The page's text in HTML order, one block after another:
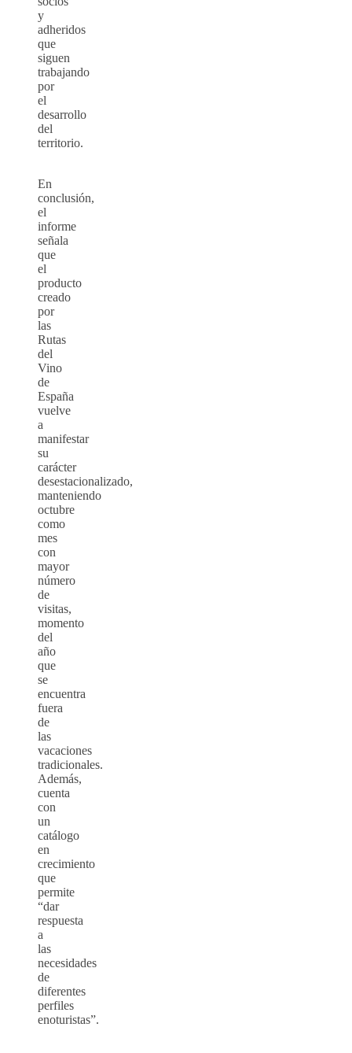
y
adheridos
que
siguen
trabajando
por
el
desarrollo
del
territorio.
En
conclusión,
el
informe
señala
que
el
producto
creado
por
las
Rutas
del
Vino
de
España
vuelve
a
manifestar
su
carácter
desestacionalizado,
manteniendo
octubre
como
mes
con
mayor
número
de
visitas,
momento
del
año
que
se
encuentra
fuera
de
las
vacaciones
tradicionales.
Además,
cuenta
con
un
catálogo
en
crecimiento
que
permite
“dar
respuesta
a
las
necesidades
de
diferentes
perfiles
enoturistas”.